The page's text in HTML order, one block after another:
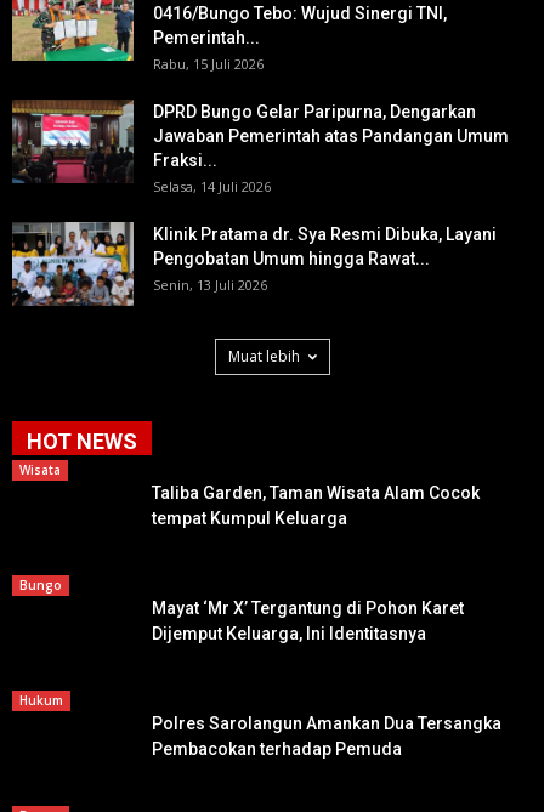
0416/Bungo Tebo: Wujud Sinergi TNI,
Pemerintah...
Rabu, 15 Juli 2026
DPRD Bungo Gelar Paripurna, Dengarkan
Jawaban Pemerintah atas Pandangan Umum
Fraksi...
Selasa, 14 Juli 2026
Klinik Pratama dr. Sya Resmi Dibuka, Layani
Pengobatan Umum hingga Rawat...
Senin, 13 Juli 2026
Muat lebih
HOT NEWS
Wisata
Taliba Garden, Taman Wisata Alam Cocok
tempat Kumpul Keluarga
Bungo
Mayat ‘Mr X’ Tergantung di Pohon Karet
Dijemput Keluarga, Ini Identitasnya
Hukum
Polres Sarolangun Amankan Dua Tersangka
Pembacokan terhadap Pemuda